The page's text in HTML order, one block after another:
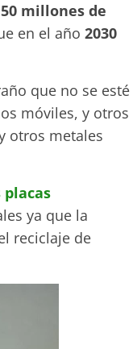
millones de
en el año 2030
que no se esté
móviles, y otros
otros metales
placas
ya que la
reciclaje de